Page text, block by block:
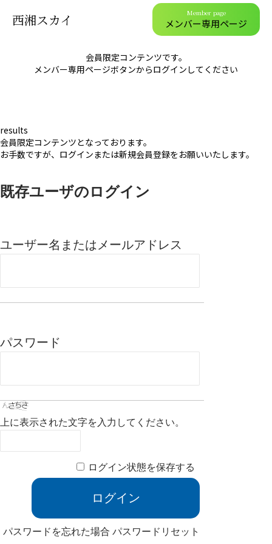
西湘スカイ Member page
メンバー専用ページ
会員限定コンテンツです。
メンバー専用ページボタンからログインしてください
results
会員限定コンテンツとなっております。
お手数ですが、ログインまたは新規会員登録をお願いいたします。
既存ユーザのログイン
ユーザー名またはメールアドレス
パスワード
上に表示された文字を入力してください。
ログイン状態を保存する
パスワードを忘れた場合パスワードリセット